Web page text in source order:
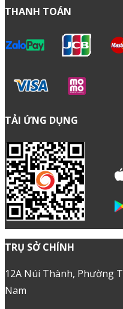
THANH TOÁN
TẢI ỨNG DỤNG
TRỤ SỞ CHÍNH
12A Núi Thành, Phường
Nam